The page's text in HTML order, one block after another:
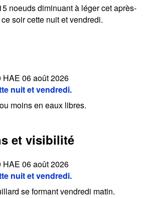
noeuds diminuant à léger cet après-
soir cette nuit et vendredi.
06 août 2026
nuit et vendredi.
moins en eaux libres.
et visibilité
06 août 2026
nuit et vendredi.
se formant vendredi matin.